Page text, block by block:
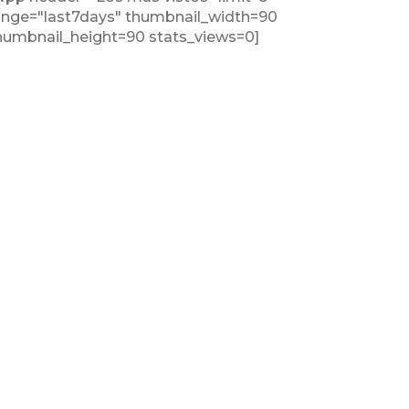
thumbnail_width=90
stats_views=0]